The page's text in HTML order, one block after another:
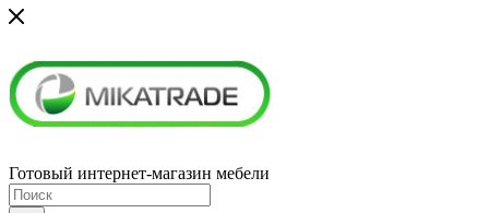
Готовый интернет-магазин мебели